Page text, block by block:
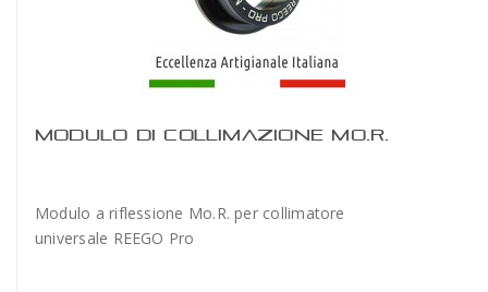
MODULO DI COLLIMAZIONE MO.R.
Modulo a riflessione Mo.R. per collimatore
universale REEGO Pro